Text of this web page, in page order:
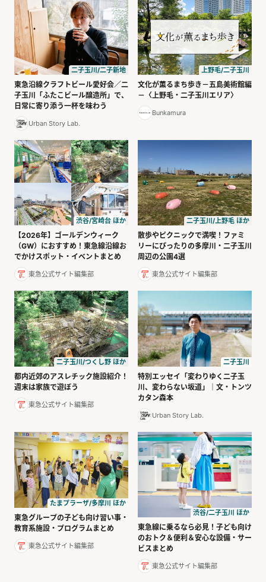
二子玉川/二子新地
東急沿線クラフトビール愛好会／二
子玉川「ふたこビール醸造所」で、
日常に寄り添う一杯を味わう
Urban Story Lab.
上野毛/二子玉川
文化が薫るまち歩き－五島美術館編
－〈上野毛・二子玉川エリア〉
Bunkamura
渋谷/宮崎台 ほか
【2026年】ゴールデンウィーク
（GW）におすすめ！東急線沿線お
でかけスポット・イベントまとめ
東急公式サイト編集部
二子玉川/上野毛 ほか
散歩やピクニックで満喫！ファミ
リーにぴったりの多摩川・二子玉川
周辺の公園4選
東急公式サイト編集部
二子玉川/つくし野 ほか
都内近郊のアスレチック施設紹介！
週末は家族で遊ぼう
東急公式サイト編集部
二子玉川
特別エッセイ「変わりゆく二子玉
川、変わらない坂道」｜文・トンツ
カタン森本
Urban Story Lab.
たまプラーザ/多摩川 ほか
東急グループの子ども向け習い事・
教育系施設・プログラムまとめ
東急公式サイト編集部
渋谷/二子玉川 ほか
東急線に乗るなら必見！子ども向け
のおトク＆便利＆安心な設備・サー
ビスまとめ
東急公式サイト編集部